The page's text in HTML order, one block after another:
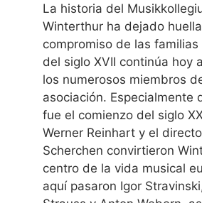
La historia del
Winterthur ha dejado
compromiso de las familias
del siglo XVII continúa hoy
los numerosos miembros
asociación. Especialmente
fue el comienzo del siglo
Werner Reinhart y el
Scherchen convirtieron
centro de la vida musical
aquí pasaron Igor